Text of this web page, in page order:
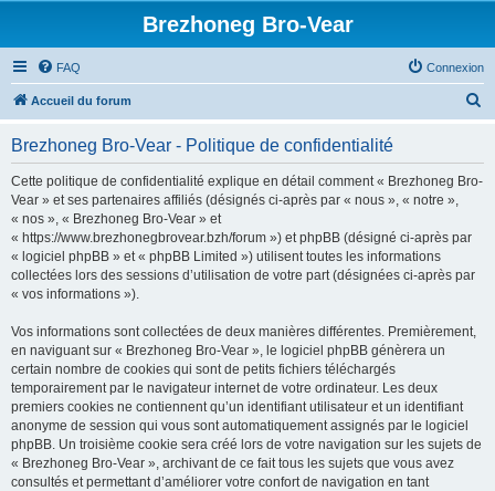
Brezhoneg Bro-Vear
FAQ Connexion
Accueil du forum
Brezhoneg Bro-Vear - Politique de confidentialité
Cette politique de confidentialité explique en détail comment « Brezhoneg Bro-
Vear » et ses partenaires affiliés (désignés ci-après par « nous », « notre »,
« nos », « Brezhoneg Bro-Vear » et
« https://www.brezhonegbrovear.bzh/forum ») et phpBB (désigné ci-après par
« logiciel phpBB » et « phpBB Limited ») utilisent toutes les informations
collectées lors des sessions d’utilisation de votre part (désignées ci-après par
« vos informations »).
Vos informations sont collectées de deux manières différentes. Premièrement,
en naviguant sur « Brezhoneg Bro-Vear », le logiciel phpBB génèrera un
certain nombre de cookies qui sont de petits fichiers téléchargés
temporairement par le navigateur internet de votre ordinateur. Les deux
premiers cookies ne contiennent qu’un identifiant utilisateur et un identifiant
anonyme de session qui vous sont automatiquement assignés par le logiciel
phpBB. Un troisième cookie sera créé lors de votre navigation sur les sujets de
« Brezhoneg Bro-Vear », archivant de ce fait tous les sujets que vous avez
consultés et permettant d’améliorer votre confort de navigation en tant